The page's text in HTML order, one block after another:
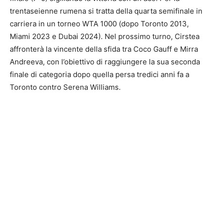
trentaseienne rumena si tratta della quarta semifinale in
carriera in un torneo WTA 1000 (dopo Toronto 2013,
Miami 2023 e Dubai 2024). Nel prossimo turno, Cirstea
affronterà la vincente della sfida tra Coco Gauff e Mirra
Andreeva, con l’obiettivo di raggiungere la sua seconda
finale di categoria dopo quella persa tredici anni fa a
Toronto contro Serena Williams.